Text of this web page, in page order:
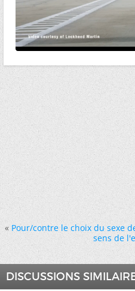
« Pour/contre le choix du sexe
sens de
DISCUSSIONS